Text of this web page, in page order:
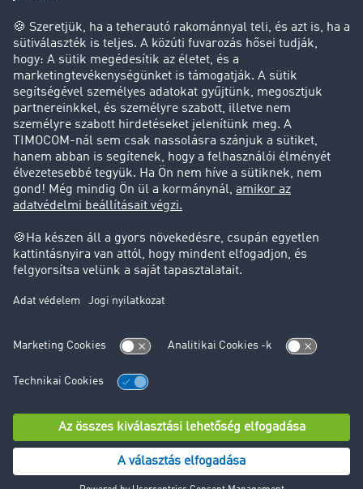
Cég
Sikertörténetek
Ügyfél hoz ügyfelet
Jogi információk
Impresszum
Adatvédelem
süti-beállítások
Támogatás
© TIMOCOM GmbH 2024. Minden jog fenntartva